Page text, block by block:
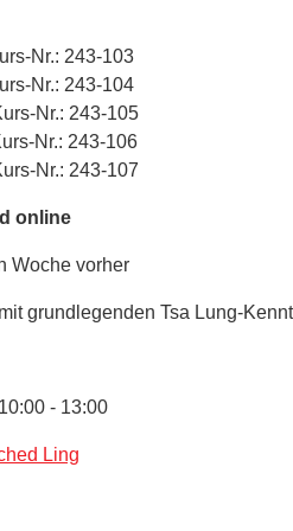
Nr.: 243-103
Nr.: 243-104
Nr.: 243-105
Nr.: 243-106
Nr.: 243-107
online
Woche vorher
grundlegenden Tsa Lung-
- 13:00
Ling